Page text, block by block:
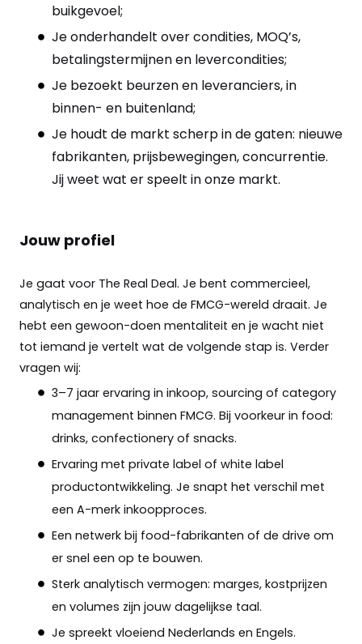
buikgevoel;
Je onderhandelt over condities, MOQ’s,
betalingstermijnen en levercondities;
Je bezoekt beurzen en leveranciers, in
binnen- en buitenland;
Je houdt de markt scherp in de gaten: nieuwe
fabrikanten, prijsbewegingen, concurrentie.
Jij weet wat er speelt in onze markt.
Jouw profiel
Je gaat voor The Real Deal. Je bent commercieel,
analytisch en je weet hoe de FMCG-wereld draait. Je
hebt een gewoon-doen mentaliteit en je wacht niet
tot iemand je vertelt wat de volgende stap is. Verder
vragen wij:
3–7 jaar ervaring in inkoop, sourcing of category
management binnen FMCG. Bij voorkeur in food:
drinks, confectionery of snacks.
Ervaring met private label of white label
productontwikkeling. Je snapt het verschil met
een A-merk inkoopproces.
Een netwerk bij food-fabrikanten of de drive om
er snel een op te bouwen.
Sterk analytisch vermogen: marges, kostprijzen
en volumes zijn jouw dagelijkse taal.
Je spreekt vloeiend Nederlands en Engels.